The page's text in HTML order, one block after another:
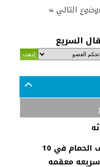
التالي»
السريع
افضل و اسرع طريقة ل تنظيف الحمام في 10
معقمه